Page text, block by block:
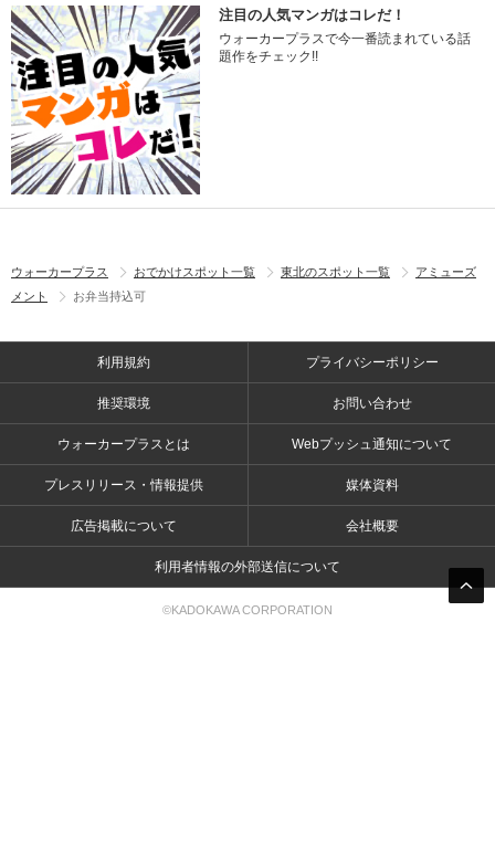
注目の人気マンガはコレだ！
ウォーカープラスで今一番読まれている話
題作をチェック!!
ウォーカープラス おでかけスポット一覧 東北のスポット一覧
アミューズ
メント
お弁当持込可
利用規約 プライバシーポリシー
推奨環境 お問い合わせ
ウォーカープラスとは Webプッシュ通知について
プレスリリース・情報提供 媒体資料
広告掲載について 会社概要
利用者情報の外部送信について
©KADOKAWA CORPORATION